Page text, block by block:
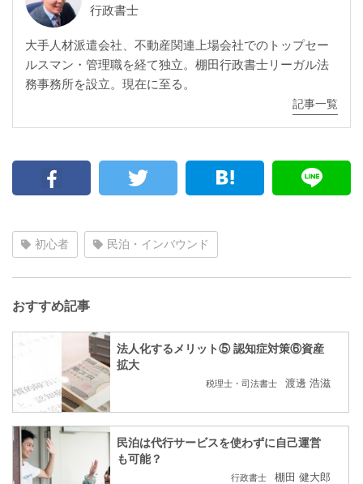
行政書士
大手人材派遣会社、不動産関連上場会社でのトップセー
ルスマン・管理職を経て独立。棚田行政書士リーガル法
務事務所を設立。現在に至る。
記事一覧
初心者 民泊・インバウンド
おすすめ記事
法人化するメリット⑤ 認知症対策⑥資産
拡大
税理士・司法書士 渡邊 浩滋
民泊は代行サービスを使わずに自己運営
も可能？
行政書士 棚田 健大郎